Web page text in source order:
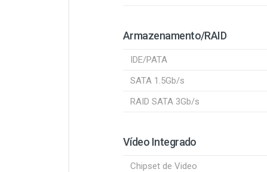
Armazenamento/RAID
IDE/PATA
SATA 1.5Gb/s
RAID SATA 3Gb/s
Vídeo Integrado
Chipset de Video